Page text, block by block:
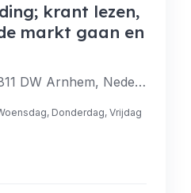
krant lezen,
markt gaan en
Beekstraat 41, 6811 DW Arnhem, Nederland
Donderdag, Vrijdag